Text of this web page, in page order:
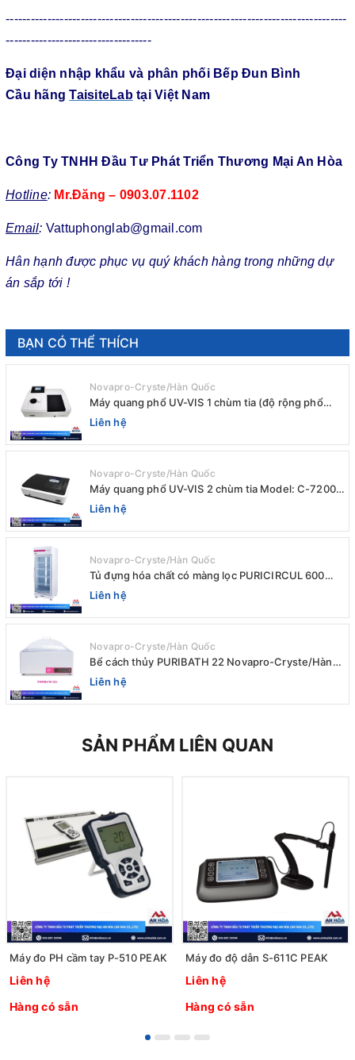
----------------------------------------------------------------------------------
-----------------------------------
Đại diện nhập khẩu và phân phối Bếp Đun Bình
Cầu hãng TaisiteLab tại Việt Nam
Công Ty TNHH Đầu Tư Phát Triển Thương Mại An Hòa
Hotline: Mr.Đăng – 0903.07.1102
Email: Vattuphonglab@gmail.com
Hân hạnh được phục vụ quý khách hàng trong những dự
án sắp tới !
BẠN CÓ THỂ THÍCH
Novapro-Cryste/Hàn Quốc
Máy quang phổ UV-VIS 1 chùm tia (độ rộng phổ
4nm) E-1000UV / Peak
Liên hệ
Novapro-Cryste/Hàn Quốc
Máy quang phổ UV-VIS 2 chùm tia Model: C-7200 /
Peak
Liên hệ
Novapro-Cryste/Hàn Quốc
Tủ đựng hóa chất có màng lọc PURICIRCUL 600
AIRTIGHT Novapro-Cryste/Hàn Quốc
Liên hệ
Novapro-Cryste/Hàn Quốc
Bể cách thủy PURIBATH 22 Novapro-Cryste/Hàn
Quốc
Liên hệ
SẢN PHẨM LIÊN QUAN
Máy đo PH cầm tay P-510 PEAK
Liên hệ
Hàng có sẵn
Máy đo độ dẫn S-611C PEAK
Liên hệ
Hàng có sẵn